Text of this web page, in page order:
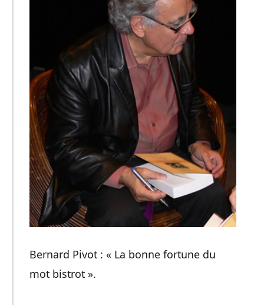
Bernard Pivot : « La bonne fortune du
mot bistrot ».